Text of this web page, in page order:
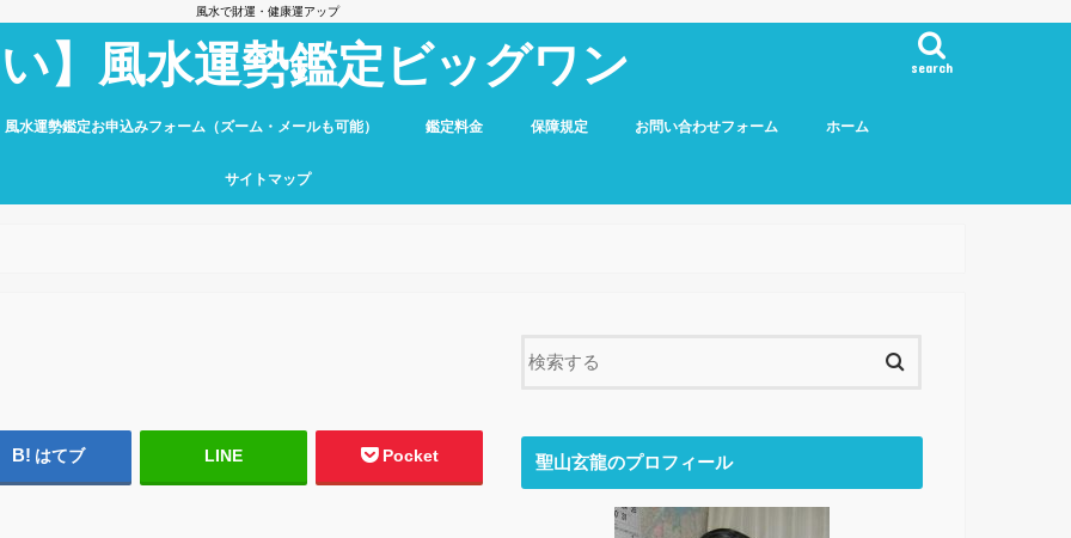
風水で財運・健康運アップ
】風水運勢鑑定ビッグワン search
風水運勢鑑定お申込みフォーム（ズーム・メールも可能） 鑑定料金 保障規定 お問い合わせフォーム ホーム
サイトマップ
はてブ LINE Pocket 聖山玄龍のプロフィール